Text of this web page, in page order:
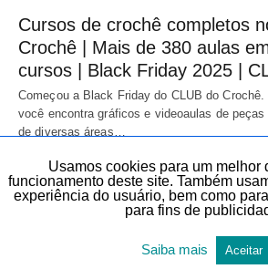
Cursos de crochê completos
Crochê | Mais de 380 aulas
cursos | Black Friday 2025 |
Começou a Black Friday do CLUB do
você encontra gráficos e videoaulas de
de diversas áreas…
Usamos cookies para um melhor
funcionamento deste site. Também
experiência do usuário, bem como
para fins de
Saiba mais Aceitar